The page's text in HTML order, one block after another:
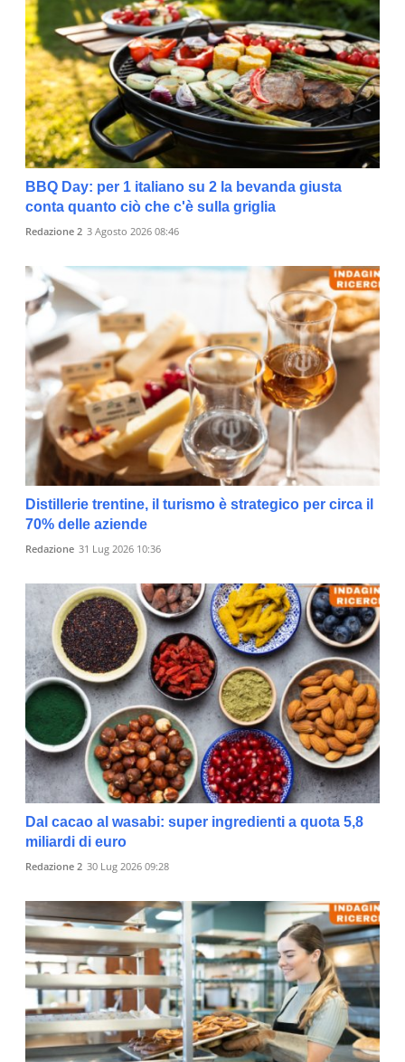
BBQ Day: per 1 italiano su 2 la bevanda giusta
conta quanto ciò che c'è sulla griglia
Redazione 2 3 Agosto 2026 08:46
Distillerie trentine, il turismo è strategico per circa il
70% delle aziende
Redazione 31 Lug 2026 10:36
Dal cacao al wasabi: super ingredienti a quota 5,8
miliardi di euro
Redazione 2 30 Lug 2026 09:28